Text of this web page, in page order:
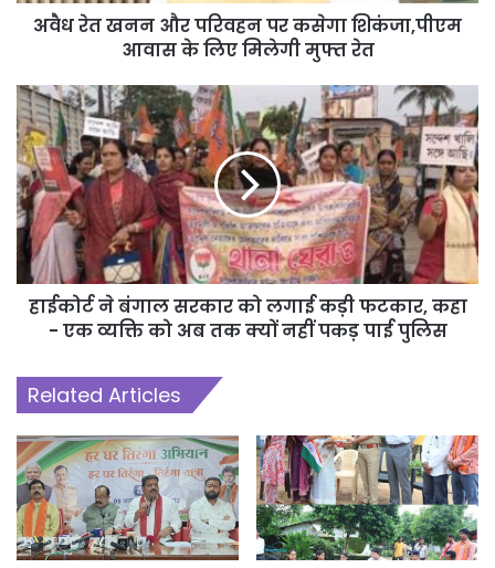
अवैध रेत खनन और परिवहन पर कसेगा शिकंजा,पीएम
आवास के लिए मिलेगी मुफ्त रेत
हाईकोर्ट ने बंगाल सरकार को लगाई कड़ी फटकार, कहा
- एक व्यक्ति को अब तक क्यों नहीं पकड़ पाई पुलिस
Related Articles